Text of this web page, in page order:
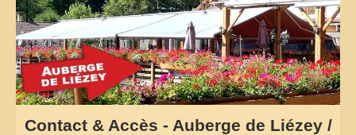
Contact & Accès - Auberge de Liézey /